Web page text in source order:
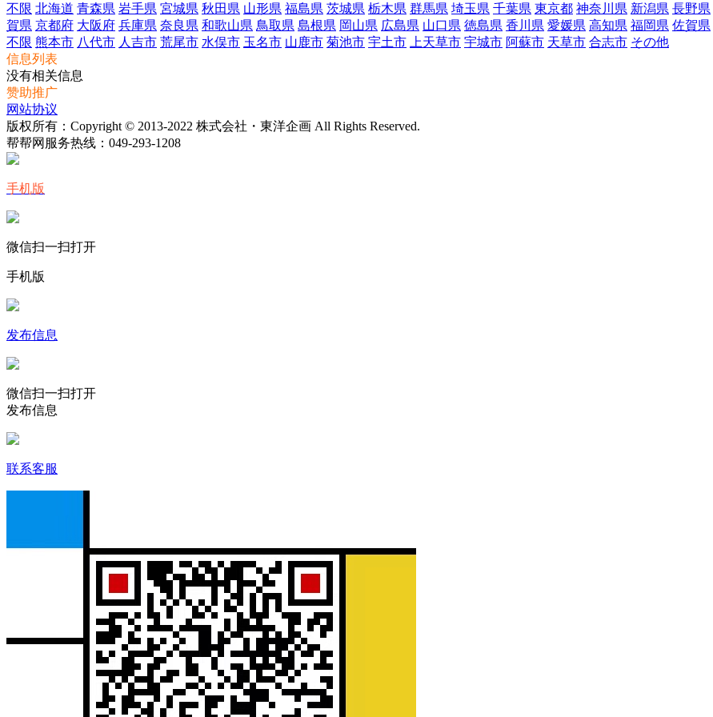
不限 北海道 青森県 岩手県 宮城県 秋田県 山形県 福島県 茨城県 栃木県 群馬県 埼玉県 千葉県 東京都 神奈川県 新潟県 長野県
賀県 京都府 大阪府 兵庫県 奈良県 和歌山県 鳥取県 島根県 岡山県 広島県 山口県 徳島県 香川県 愛媛県 高知県 福岡県 佐賀県
不限 熊本市 八代市 人吉市 荒尾市 水俣市 玉名市 山鹿市 菊池市 宇土市 上天草市 宇城市 阿蘇市 天草市 合志市 その他
信息列表
没有相关信息
赞助推广
网站协议
版权所有：Copyright © 2013-2022 株式会社・東洋企画 All Rights Reserved.
帮帮网服务热线： 049-293-1208
手机版
微信扫一扫打开
手机版
发布信息
微信扫一扫打开
发布信息
联系客服